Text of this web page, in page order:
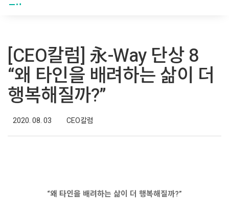
[CEO칼럼] 永-Way 단상 8
“왜 타인을 배려하는 삶이 더
행복해질까?”
2020. 08. 03 CEO칼럼
“왜 타인을 배려하는 삶이 더 행복해질까?”